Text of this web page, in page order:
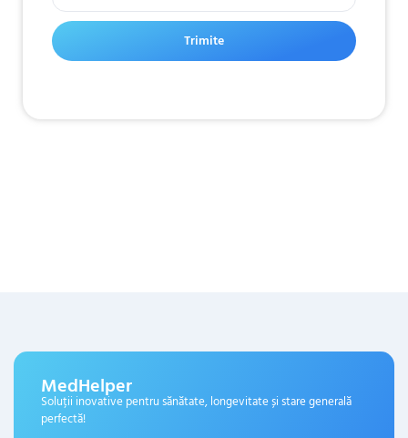
Trimite
MedHelper
Soluții inovative pentru sănătate, longevitate și stare generală
perfectă!